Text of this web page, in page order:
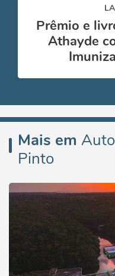
Prêmio e
Athayde
Mais em
Pinto